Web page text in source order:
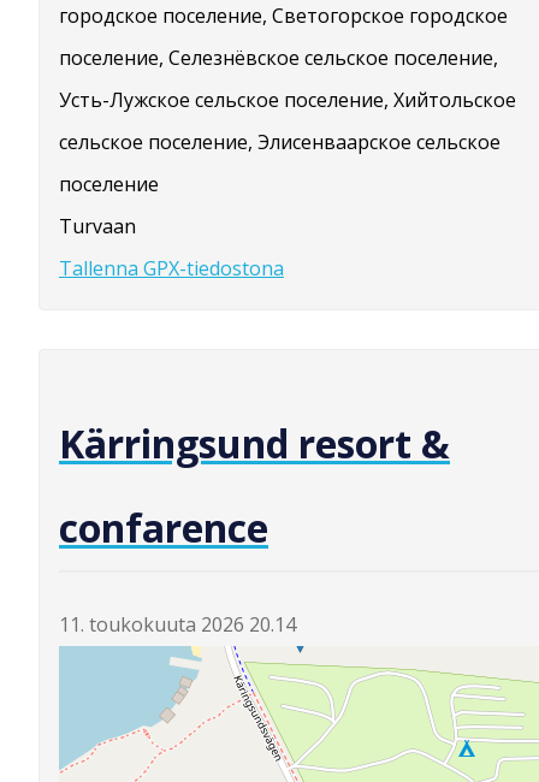
городское поселение, Светогорское городское
поселение, Селезнёвское сельское поселение,
Усть-Лужское сельское поселение, Хийтольское
сельское поселение, Элисенваарское сельское
поселение
Turvaan
Tallenna GPX-tiedostona
Kärringsund resort &
confarence
11. toukokuuta 2026 20.14